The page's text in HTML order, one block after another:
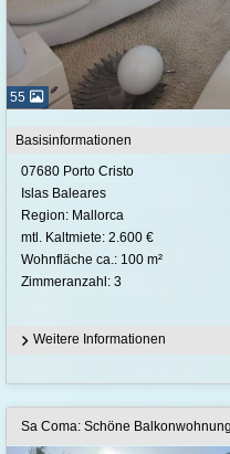
55
Basisinformationen
07680 Porto Cristo
Islas Baleares
Region: Mallorca
mtl. Kaltmiete: 2.600 €
Wohnfläche ca.: 100 m²
Zimmeranzahl: 3
Weitere Informationen